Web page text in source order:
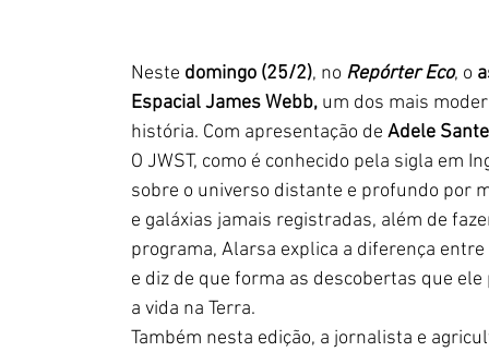
Neste domingo (25/2), no Repórter Eco, o
Espacial James Webb, um dos mais
história. Com apresentação de Adele
O JWST, como é conhecido pela sigla em
sobre o universo distante e profundo por
e galáxias jamais registradas, além de
programa, Alarsa explica a diferença
e diz de que forma as descobertas que
a vida na Terra.
Também nesta edição, a jornalista e